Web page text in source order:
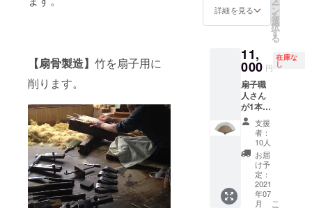
【扇骨製造】 竹を扇子用に
削ります。
す。 ●
裏面：
地（抗
菌作
用） ●
扇子
袋：ち
りめん
無地
(紺)
●納
品形
態：扇
子と扇
子袋を
高級感
ます。
※画像は
メージ
となり
ます。
ご使用
のデバ
イスに
より実
際の商
品と色
合いな
どが多
少違っ
て見え
ること
ある刷
加工が
光の加
減でキ
ラキラ
光りま
す。 ●
裏面：
漆喰塗
り白無
地（抗
菌作
用） ●
納品形
態：貼
扇面：
染) ●広
げた長
さ：約
３４ｃ
ｍ／閉
じた長
さ・約
１９．
３ｃ
ｍ ●
表面
柄：上
品に輝
く金色
8580円
（定価
7000円
800円
+消費
税）
【唐木
紳士扇
子・瓢
箪から
駒／裏
面漆喰
／桐箱
入り扇
子袋
セット
】※素材
詳細を見る ー
ン
を
選
択
す
る
11,
000 円
在庫な
し
扇子職
人さん
が1本1
本丁寧
にお仕
立てし
た京都
製の京
扇子を
お届け
しま
支援
者：
10人
お届
け予
定：
2021
年07
月
こ